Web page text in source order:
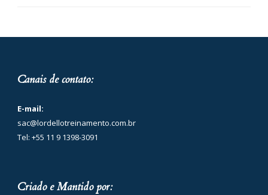
Canais de contato:
E-mail:
sac@lordellotreinamento.com.br
Tel: +55 11 9 1398-3091
Criado e Mantido por: